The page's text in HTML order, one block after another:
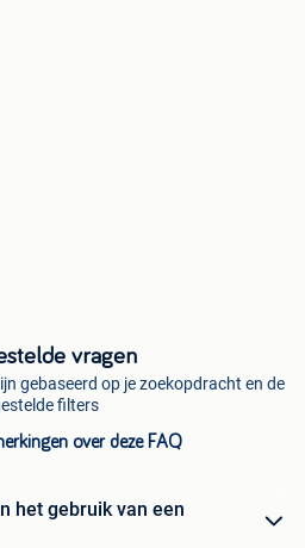
vragen
gebaseerd op je zoekopdracht en de
filters
over deze FAQ
het gebruik van een